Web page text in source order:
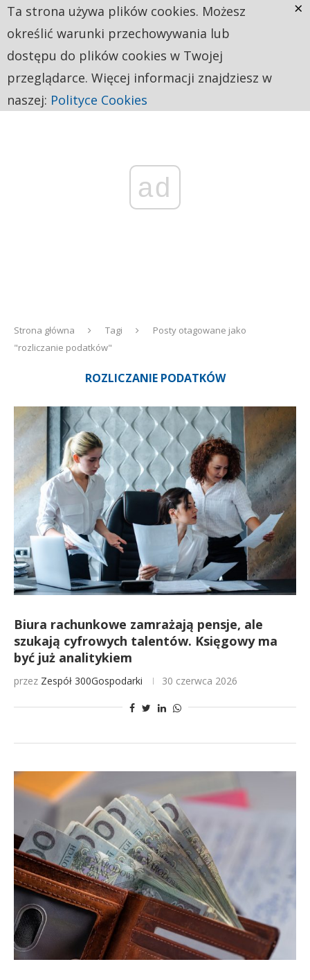
ad
Strona główna Tagi
Posty otagowane jako
"rozliczanie podatków"
ROZLICZANIE PODATKÓW
Biura rachunkowe zamrażają pensje, ale
szukają cyfrowych talentów. Księgowy ma
być już analitykiem
przez Zespół 300Gospodarki 30 czerwca 2026
Ta strona używa plików cookies. Możesz
określić warunki przechowywania lub
dostępu do plików cookies w Twojej
przeglądarce. Więcej informacji znajdziesz w
naszej: Polityce Cookies
×